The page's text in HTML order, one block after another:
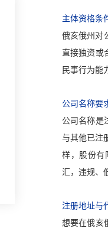
主体资格条
俄亥俄州对
直接独资或
民事行为能
公司名称要
公司名称是
与其他已注
样，股份有
汇，违规、
注册地址与
想要在俄亥